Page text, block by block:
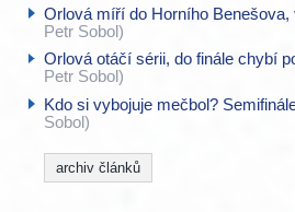
Orlová míří do Horního Benešova,
Petr Sobol)
Orlová otáčí sérii, do finále chybí
Petr Sobol)
Kdo si vybojuje mečbol?
Sobol)
archiv článků